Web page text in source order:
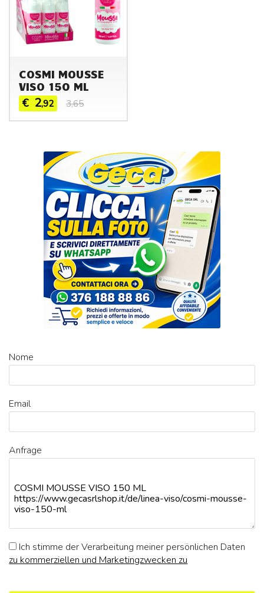
COSMI MOUSSE
VISO 150 ML
€ 2,92 3,65
Nome
Email
Anfrage
Ich stimme der Verarbeitung meiner persönlichen Daten
zu kommerziellen und Marketingzwecken zu